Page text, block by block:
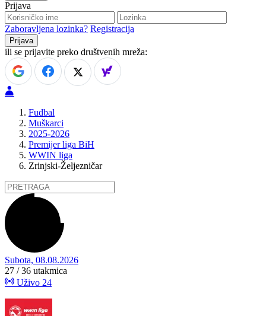
Prijava
Zaboravljena lozinka? Registracija
ili se prijavite preko društvenih mreža:
Fudbal
Muškarci
2025-2026
Premijer liga BiH
WWIN liga
Zrinjski-Željezničar
Subota, 08.08.2026
27 / 36 utakmica
Uživo 24